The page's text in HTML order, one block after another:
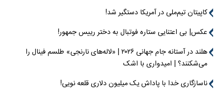
کاپیتان تیم‌ملی در آمریکا دستگیر شد!
عکس| بی اعتنایی ستاره فوتبال به دختر رییس جمهور!
هلند در آستانه جام جهانی ۲۰۲۶ | «لاله‌های نارنجی» طلسم فینال را
می‌شکنند؟ | امیدواری با اشک
ناسازگاری خدا با پاداش یک میلیون دلاری قلعه نویی!